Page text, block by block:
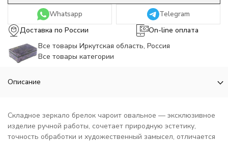
Whatsapp
Telegram
Доставка по России
On-line оплата
Все товары Иркутская область, Россия
Все товары категории
Описание
Складное зеркало брелок чароит овальное — эксклюзивное
изделие ручной работы, сочетает природную эстетику,
точность обработки и художественный замысел, отличается